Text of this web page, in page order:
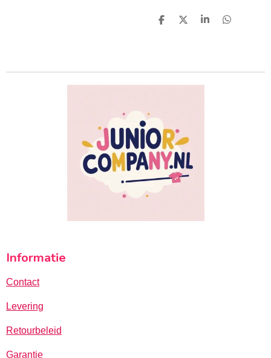
D
D
S
D
Informatie
Contact
Levering
Retourbeleid
Garantie